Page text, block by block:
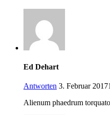
Ed Dehart
Antworten 3. Februar
Alienum phaedrum